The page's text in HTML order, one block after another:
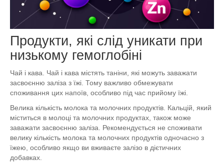
Продукти, які слід уникати при
низькому гемоглобіні
Чай і кава. Чай і кава містять таніни, які можуть заважати
засвоєнню заліза з їжі. Тому важливо обмежувати
споживання цих напоїв, особливо під час прийому їжі.
Велика кількість молока та молочних продуктів. Кальцій, який
міститься в молоці та молочних продуктах, також може
заважати засвоєнню заліза. Рекомендується не споживати
велику кількість молока та молочних продуктів одночасно з
їжею, особливо якщо ви вживаєте залізо в дієтичних
добавках.